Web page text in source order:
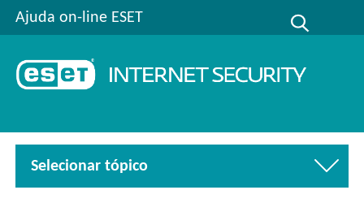
Ajuda on-line ESET
Selecionar tópico